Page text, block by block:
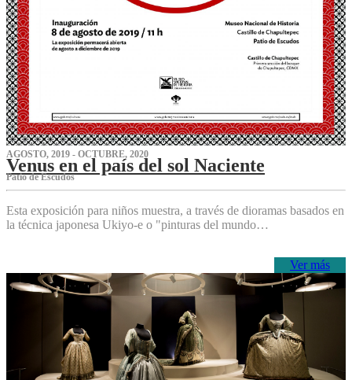
AGOSTO, 2019 - OCTUBRE, 2020
Venus en el país del sol Naciente
P‌atio de Escudos
Esta exposición para niños muestra, a través de dioramas basados en
la técnica japonesa Ukiyo-e o "pinturas del mundo…
Ver más